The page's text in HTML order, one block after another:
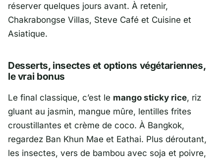
réserver quelques jours avant. À retenir,
Chakrabongse Villas, Steve Café et Cuisine et
Asiatique.
Desserts, insectes et options végétariennes,
le vrai bonus
Le final classique, c’est le mango sticky rice, riz
gluant au jasmin, mangue mûre, lentilles frites
croustillantes et crème de coco. À Bangkok,
regardez Ban Khun Mae et Eathai. Plus déroutant,
les insectes, vers de bambou avec soja et poivre,